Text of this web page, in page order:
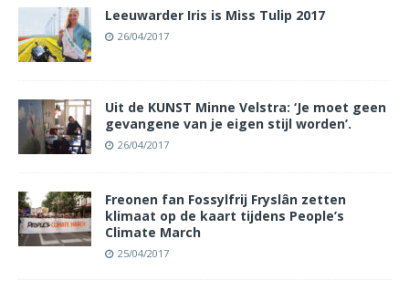
Leeuwarder Iris is Miss Tulip 2017
26/04/2017
Uit de KUNST Minne Velstra: ‘Je moet geen
gevangene van je eigen stijl worden’.
26/04/2017
Freonen fan Fossylfrij Fryslân zetten
klimaat op de kaart tijdens People’s
Climate March
25/04/2017